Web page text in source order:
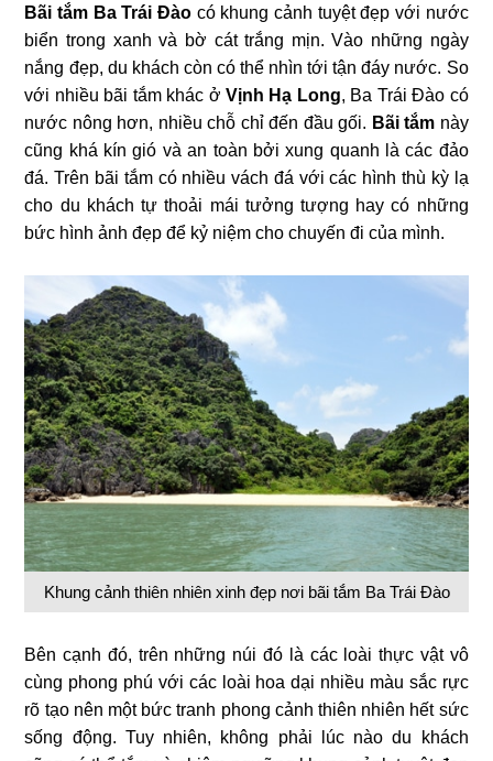
Bãi tắm Ba Trái Đào có khung cảnh tuyệt đẹp với nước
biển trong xanh và bờ cát trắng mịn. Vào những ngày
nắng đẹp, du khách còn có thể nhìn tới tận đáy nước. So
với nhiều bãi tắm khác ở Vịnh Hạ Long, Ba Trái Đào có
nước nông hơn, nhiều chỗ chỉ đến đầu gối. Bãi tắm này
cũng khá kín gió và an toàn bởi xung quanh là các đảo
đá. Trên bãi tắm có nhiều vách đá với các hình thù kỳ lạ
cho du khách tự thoải mái tưởng tượng hay có những
bức hình ảnh đẹp để kỷ niệm cho chuyến đi của mình.
Khung cảnh thiên nhiên xinh đẹp nơi bãi tắm Ba Trái Đào
Bên cạnh đó, trên những núi đó là các loài thực vật vô
cùng phong phú với các loài hoa dại nhiều màu sắc rực
rõ tạo nên một bức tranh phong cảnh thiên nhiên hết sức
sống động. Tuy nhiên, không phải lúc nào du khách